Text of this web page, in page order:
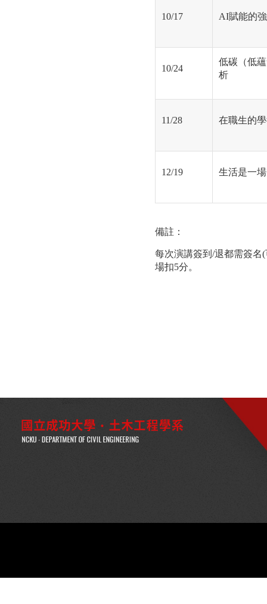
10/17 AI賦能的
10/24
低碳（低
析
11/28 在職生的
12/19 生活是一
備註：
每次演講簽到/退都需簽名
場扣5分。